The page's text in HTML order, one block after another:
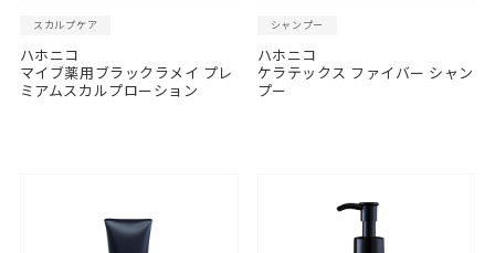
スカルプケア
ハホニコ
マイブ薬用ブラックラメイ プレ
ミアムスカルプローション
シャンプー
ハホニコ
ケラテックス ファイバー シャン
プー